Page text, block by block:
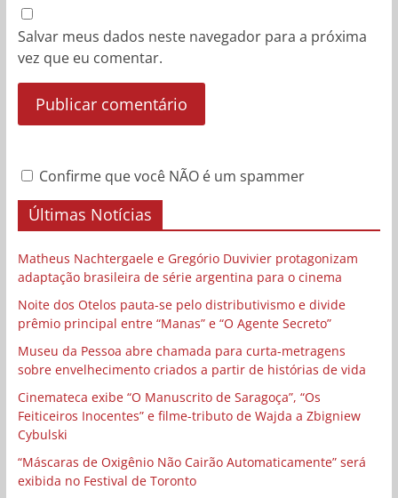
Salvar meus dados neste navegador para a próxima
vez que eu comentar.
Confirme que você NÃO é um spammer
Últimas Notícias
Matheus Nachtergaele e Gregório Duvivier protagonizam
adaptação brasileira de série argentina para o cinema
Noite dos Otelos pauta-se pelo distributivismo e divide
prêmio principal entre “Manas” e “O Agente Secreto”
Museu da Pessoa abre chamada para curta-metragens
sobre envelhecimento criados a partir de histórias de vida
Cinemateca exibe “O Manuscrito de Saragoça”, “Os
Feiticeiros Inocentes” e filme-tributo de Wajda a Zbigniew
Cybulski
“Máscaras de Oxigênio Não Cairão Automaticamente” será
exibida no Festival de Toronto